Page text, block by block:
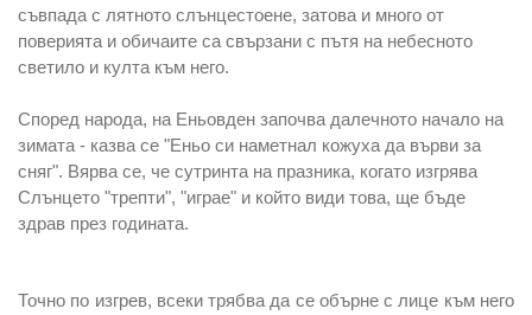
съвпада с лятното слънцестоене, затова и много от
поверията и обичаите са свързани с пътя на небесното
светило и култа към него.
Според народа, на Еньовден започва далечното начало на
зимата - казва се "Еньо си наметнал кожуха да върви за
сняг". Вярва се, че сутринта на празника, когато изгрява
Слънцето "трепти", "играе" и който види това, ще бъде
здрав през годината.
Точно по изгрев, всеки трябва да се обърне с лице към него